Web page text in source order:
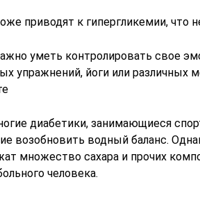
приводят к гипергликемии, что
уметь контролировать свое
упражнений, йоги или различных
диабетики, занимающиеся
возобновить водный баланс.
множество сахара и прочих
человека.